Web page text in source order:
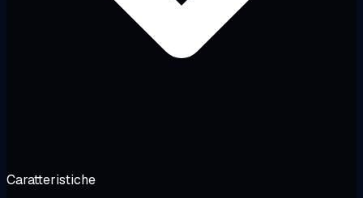
Caratteristiche